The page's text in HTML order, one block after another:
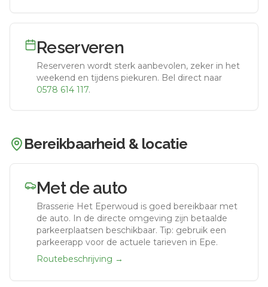
Reserveren
Reserveren wordt sterk aanbevolen, zeker in het
weekend en tijdens piekuren. Bel direct naar
0578 614 117.
Bereikbaarheid & locatie
Met de auto
Brasserie Het Eperwoud is goed bereikbaar met
de auto.
In de directe omgeving zijn betaalde
parkeerplaatsen beschikbaar. Tip: gebruik een
parkeerapp voor de actuele tarieven in Epe.
Routebeschrijving →